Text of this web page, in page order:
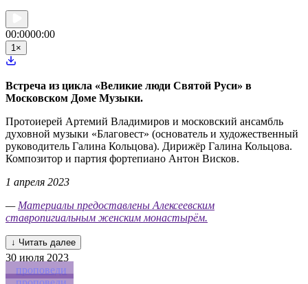
00:0000:00
1×
Встреча из цикла «Великие люди Святой Руси» в
Московском Доме Музыки.
Протоиерей Артемий Владимиров и московский ансамбль
духовной музыки «Благовест» (основатель и художественный
руководитель Галина Кольцова). Дирижёр Галина Кольцова.
Композитор и партия фортепиано Антон Висков.
1 апреля 2023
— Материалы предоставлены Алексеевским
ставропигиальным женским монастырём.
↓ Читать далее
30 июля 2023
проповеди